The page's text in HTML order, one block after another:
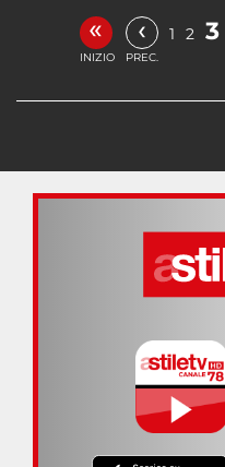
«
INIZIO
‹
PREC.
1 2 3